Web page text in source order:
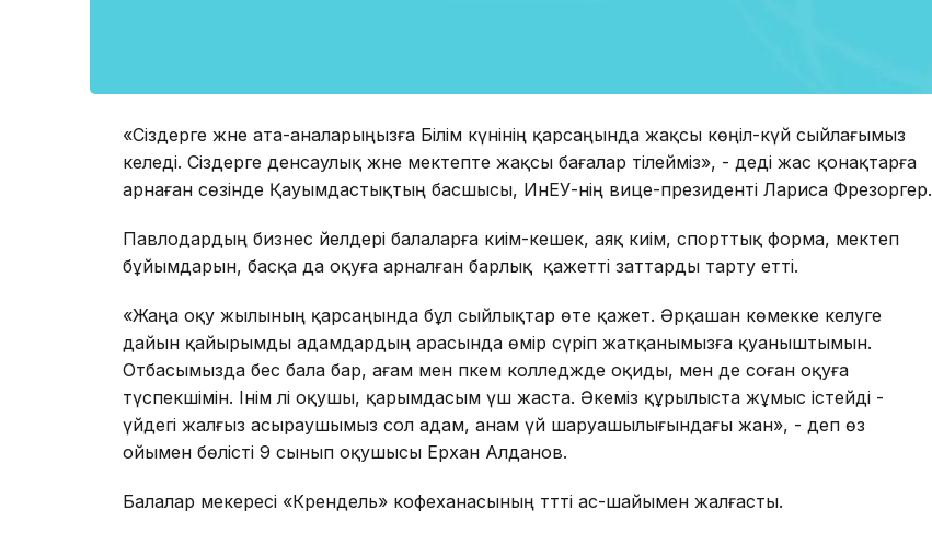
«Сіздерге және ата-аналарыңызға Білім күнінің қарсаңында жақсы көңіл-күй сыйлағымыз
келеді. Сіздерге денсаулық және мектепте жақсы бағалар тілейміз», - деді жас қонақтарға
арнаған сөзінде Қауымдастықтың басшысы, ИнЕУ-нің вице-президенті Лариса Фрезоргер.
Павлодардың бизнес әйелдері балаларға киім-кешек, аяқ киім, спорттық форма, мектеп
бұйымдарын, басқа да оқуға арналған барлық қажетті заттарды тарту етті.
«Жаңа оқу жылының қарсаңында бұл сыйлықтар өте қажет. Әрқашан көмекке келуге
дайын қайырымды адамдардың арасында өмір сүріп жатқанымызға қуаныштымын.
Отбасымызда бес бала бар, ағам мен әпкем колледжде оқиды, мен де соған оқуға
түспекшімін. Інім әлі оқушы, қарымдасым үш жаста. Әкеміз құрылыста жұмыс істейді -
үйдегі жалғыз асыраушымыз сол адам, анам үй шаруашылығындағы жан», - деп өз
ойымен бөлісті 9 сынып оқушысы Ерхан Алданов.
Балалар мекересі «Крендель» кофеханасының тәтті ас-шайымен жалғасты.